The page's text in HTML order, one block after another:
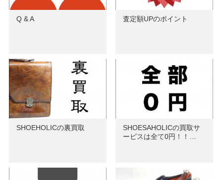
Q & A 査定額UPのポイント
SHOEHOLICの裏買取
SHOESAHOLICの買取サ
ービスは全て0円！！…